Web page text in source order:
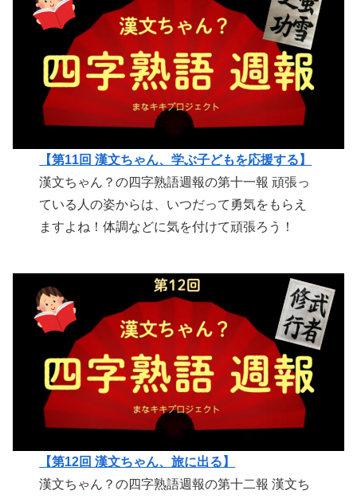
【第11回 漢文ちゃん、学ぶ子どもを応援する】
漢文ちゃん？の四字熟語週報の第十一報 頑張っ
ている人の姿からは、いつだって勇気をもらえ
ますよね！体調などに気を付けて頑張ろう！
【第12回 漢文ちゃん、旅に出る】
漢文ちゃん？の四字熟語週報の第十二報 漢文ち